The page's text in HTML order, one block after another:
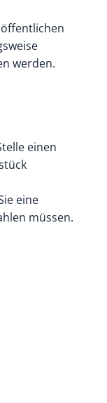
werden.
einen
eine
müssen.